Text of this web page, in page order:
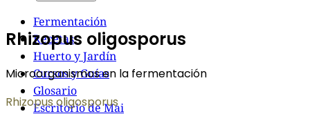
Fermentación
Recetas
Huerto y Jardín
Cursos y Guías
Glosario
Escritorio de Mai
Rhizopus oligosporus
Microorganismos en la fermentación
Rhizopus oligosporus